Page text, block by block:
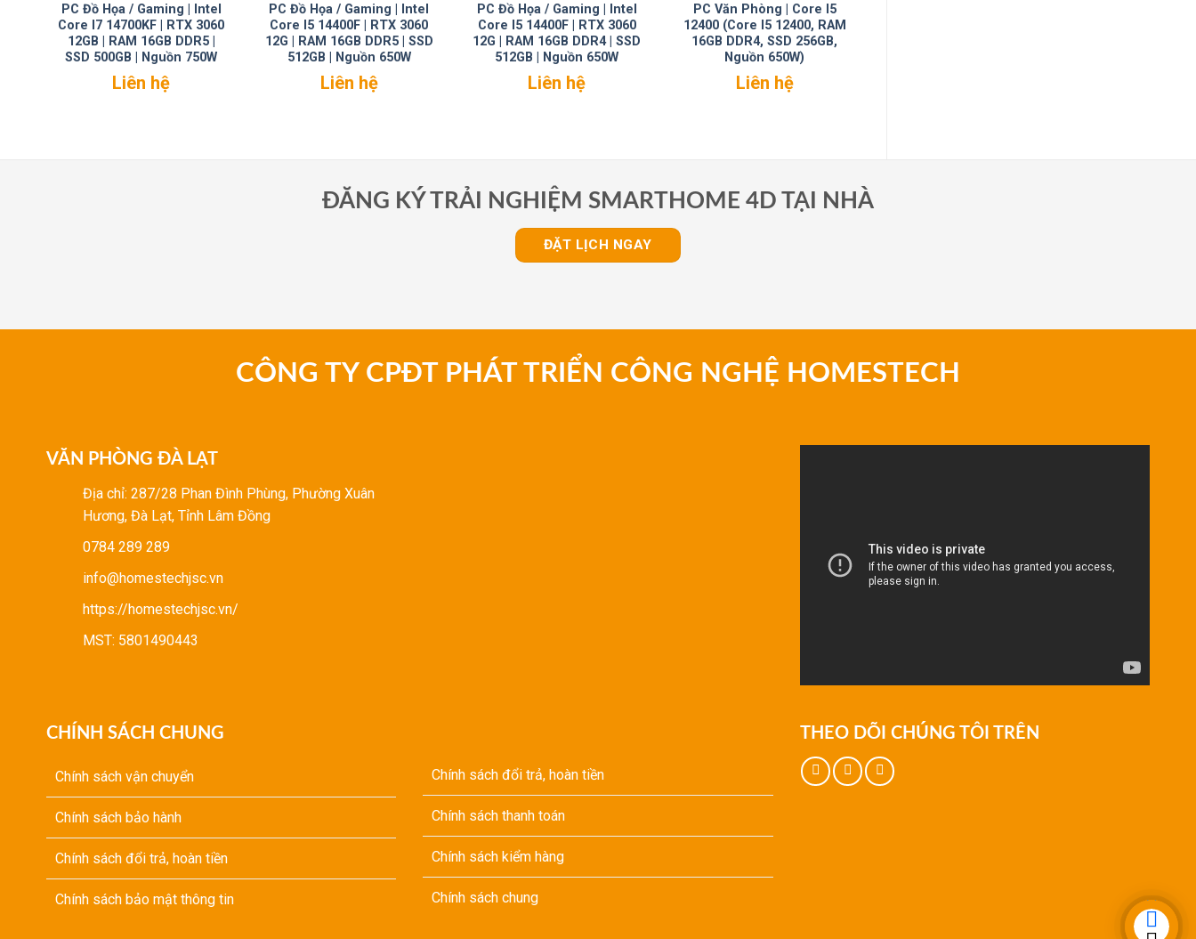
PC Đồ Họa / Gaming | Intel
Core I7 14700KF | RTX 3060
12GB | RAM 16GB DDR5 |
SSD 500GB | Nguồn 750W
Liên hệ
PC Đồ Họa / Gaming | Intel
Core I5 14400F | RTX 3060
12G | RAM 16GB DDR5 | SSD
512GB | Nguồn 650W
Liên hệ
PC Đồ Họa / Gaming | Intel
Core I5 14400F | RTX 3060
12G | RAM 16GB DDR4 | SSD
512GB | Nguồn 650W
Liên hệ
PC Văn Phòng | Core I5
12400 (Core I5 12400, RAM
16GB DDR4, SSD 256GB,
Nguồn 650W)
Liên hệ
ĐĂNG KÝ TRẢI NGHIỆM SMARTHOME 4D TẠI NHÀ
ĐẶT LỊCH NGAY
CÔNG TY CPĐT PHÁT TRIỂN CÔNG NGHỆ HOMESTECH
VĂN PHÒNG ĐÀ LẠT
Địa chỉ: 287/28 Phan Đình Phùng, Phường Xuân
Hương, Đà Lạt, Tỉnh Lâm Đồng
0784 289 289
info@homestechjsc.vn
https://homestechjsc.vn/
MST: 5801490443
CHÍNH SÁCH CHUNG
Chính sách vận chuyển
Chính sách bảo hành
Chính sách đổi trả, hoàn tiền
Chính sách bảo mật thông tin
Chính sách đổi trả, hoàn tiền
Chính sách thanh toán
Chính sách kiểm hàng
Chính sách chung
THEO DÕI CHÚNG TÔI TRÊN